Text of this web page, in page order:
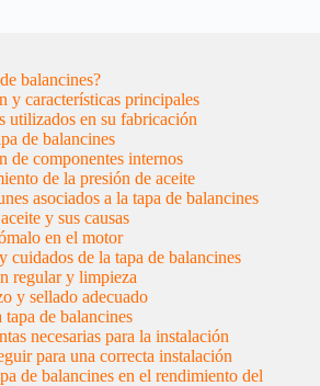
balancines?
y características principales
utilizados en su fabricación
de balancines
de componentes internos
de la presión de aceite
asociados a la tapa de balancines
y sus causas
en el motor
cuidados de la tapa de balancines
regular y limpieza
y sellado adecuado
de balancines
necesarias para la instalación
para una correcta instalación
de balancines en el rendimiento del